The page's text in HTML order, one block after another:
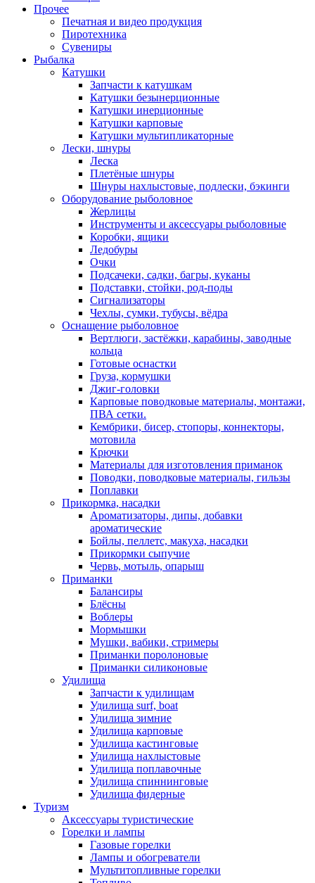
Прочее
Печатная и видео продукция
Пиротехника
Сувениры
Рыбалка
Катушки
Запчасти к катушкам
Катушки безынерционные
Катушки инерционные
Катушки карповые
Катушки мультипликаторные
Лески, шнуры
Леска
Плетёные шнуры
Шнуры нахлыстовые, подлески, бэкинги
Оборудование рыболовное
Жерлицы
Инструменты и аксессуары рыболовные
Коробки, ящики
Ледобуры
Очки
Подсачеки, садки, багры, куканы
Подставки, стойки, род-поды
Сигнализаторы
Чехлы, сумки, тубусы, вёдра
Оснащение рыболовное
Вертлюги, застёжки, карабины, заводные
кольца
Готовые оснастки
Груза, кормушки
Джиг-головки
Карповые поводковые материалы, монтажи,
ПВА сетки.
Кембрики, бисер, стопоры, коннекторы,
мотовила
Крючки
Материалы для изготовления приманок
Поводки, поводковые материалы, гильзы
Поплавки
Прикормка, насадки
Ароматизаторы, дипы, добавки
ароматические
Бойлы, пеллетс, макуха, насадки
Прикормки сыпучие
Червь, мотыль, опарыш
Приманки
Балансиры
Блёсны
Воблеры
Мормышки
Мушки, вабики, стримеры
Приманки поролоновые
Приманки силиконовые
Удилища
Запчасти к удилищам
Удилища surf, boat
Удилища зимние
Удилища карповые
Удилища кастинговые
Удилища нахлыстовые
Удилища поплавочные
Удилища спиннинговые
Удилища фидерные
Туризм
Аксессуары туристические
Горелки и лампы
Газовые горелки
Лампы и обогреватели
Мультитопливные горелки